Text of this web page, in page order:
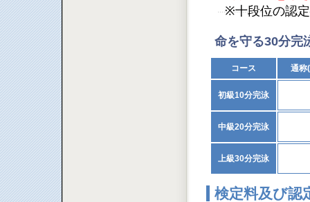
※十段位の認
命を守る30分完
コース 通称
初級10分完泳
中級20分完泳
上級30分完泳
検定料及び認